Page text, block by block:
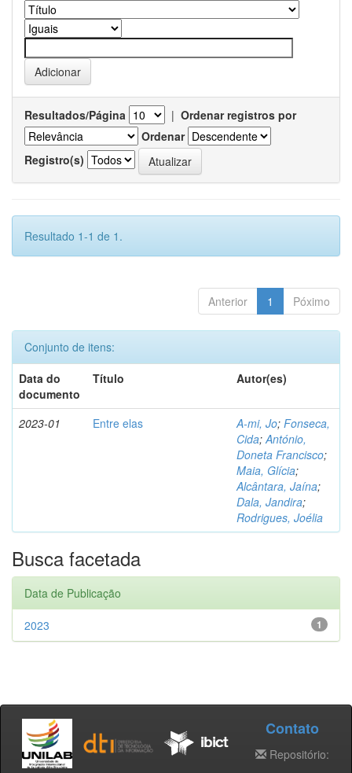
Resultados/Página | Ordenar registros por
Ordenar
Registro(s)
Resultado 1-1 de 1.
Anterior 1 Póximo
Conjunto de itens:
Data do
documento
Título Autor(es)
2023-01 Entre elas A-mi, Jo; Fonseca,
Cida;António,
Doneta Francisco;
Maia, Glícia;
Alcântara, Jaína;
Dala, Jandira;
Rodrigues, Joélia
Busca facetada
Data de Publicação
1
2023
Contato
Repositório: